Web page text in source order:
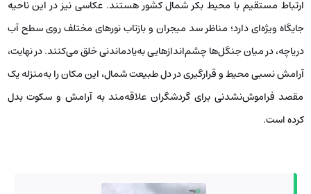
ارتباط مستقیم با محیط بکر شمال کشور هستند. عکاسی نیز در این ناحیه
جایگاه ویژه‌ای دارد؛ مناظر سد میجران و بازتاب نورهای مختلف روی سطح آب
دریاچه، در میان جنگل‌ها چشم‌اندازهایی به‌یادماندنی خلق می‌کنند. در نهایت،
آرامش نسبی محیط و قرارگیری در دل طبیعت شمال، این مکان را به‌منزله یک
مقصد فراموش‌نشدنی برای گردشگران علاقه‌مند به آرامش و سکوت بدل
کرده است.